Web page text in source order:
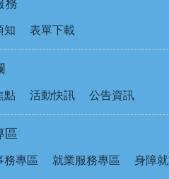
務
知 表單下載
點 活動快訊 公告資訊
區
務專區 就業服務專區 身障